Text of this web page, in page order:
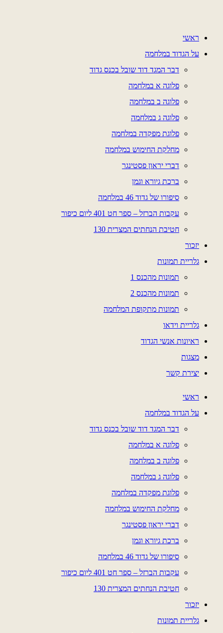
ראשי
על הגדוד במלחמה
דבר המגד דוד שובל בכנס גדוד
פלוגה א במלחמה
פלוגה ב במלחמה
פלוגה ג במלחמה
פלוגת מפקדה במלחמה
מחלקת החימוש במלחמה
דברי יראון פסטינגר
ברכת גיורא וגמן
סיפורו של גדוד 46 במלחמה
עקבות הברזל – ספר חט 401 ליום כיפור
חטיבת הנחתים המצרית 130
יזכור
גלריית תמונות
תמונות מהכנס 1
תמונות מהכנס 2
תמונות מתקופת המלחמה
גלריית וידאו
ראיונות אנשי הגדוד
מצגות
יצירת קשר
ראשי
על הגדוד במלחמה
דבר המגד דוד שובל בכנס גדוד
פלוגה א במלחמה
פלוגה ב במלחמה
פלוגה ג במלחמה
פלוגת מפקדה במלחמה
מחלקת החימוש במלחמה
דברי יראון פסטינגר
ברכת גיורא וגמן
סיפורו של גדוד 46 במלחמה
עקבות הברזל – ספר חט 401 ליום כיפור
חטיבת הנחתים המצרית 130
יזכור
גלריית תמונות